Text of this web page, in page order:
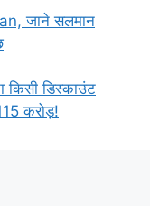
जाने सलमान
डिस्काउंट
करोड़!